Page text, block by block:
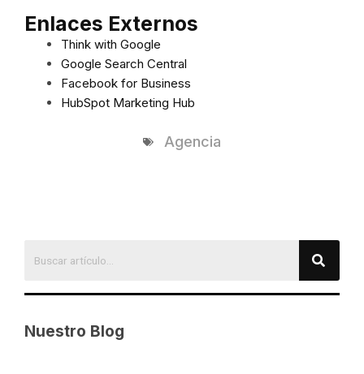
Enlaces Externos
Think with Google
Google Search Central
Facebook for Business
HubSpot Marketing Hub
Agencia
Nuestro Blog